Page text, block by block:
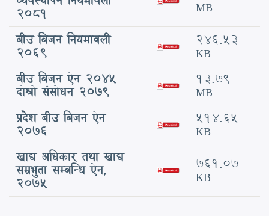
2081
MB
बीउ बिजन नियमावली
2069
246.53
KB
बीउ बिजन ऐन 2045
दोश्रो संसोधन 2079
13.79
MB
प्रदेश बीउ बिजन ऐन
2076
514.65
KB
खाद्य अधिकार तथा खाद्य
सम्रभुता सम्बन्धि ऐन,
२०७५
761.07
KB